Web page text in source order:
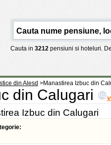
Cauta in 3212 pensiuni si hoteluri.
din Alesd >Manastirea Izbuc din
din Calugari
Izbuc din Calugari